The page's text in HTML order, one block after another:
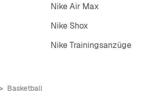
Nike Air Max
Nike Shox
Nike Trainingsanzüge
Basketball